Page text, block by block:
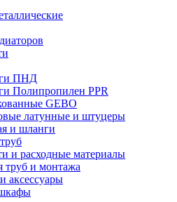
ПНД
Полипропилен PPR
GEBO
латунные и штуцеры
и шланги
и расходные материалы
труб и монтажа
аксессуары